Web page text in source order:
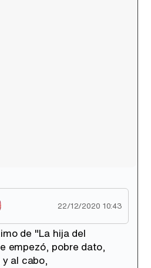
22/12/2020 10:43
de "La hija del
empezó, pobre dato,
al cabo,